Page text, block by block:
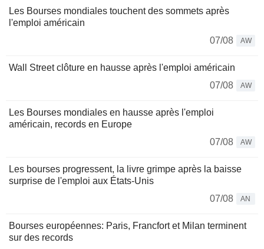
Les Bourses mondiales touchent des sommets après
l'emploi américain
07/08
AW
Wall Street clôture en hausse après l'emploi américain
07/08
AW
Les Bourses mondiales en hausse après l'emploi
américain, records en Europe
07/08
AW
Les bourses progressent, la livre grimpe après la baisse
surprise de l'emploi aux États-Unis
07/08
AN
Bourses européennes: Paris, Francfort et Milan terminent
sur des records